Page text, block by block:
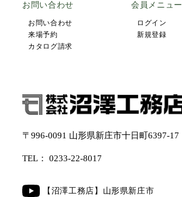
お問い合わせ
お問い合わせ
来場予約
カタログ請求
会員メニュー
ログイン
新規登録
〒996-0091 山形県新庄市十日町6397-17
TEL：0233-22-8017
【沼澤工務店】山形県新庄市